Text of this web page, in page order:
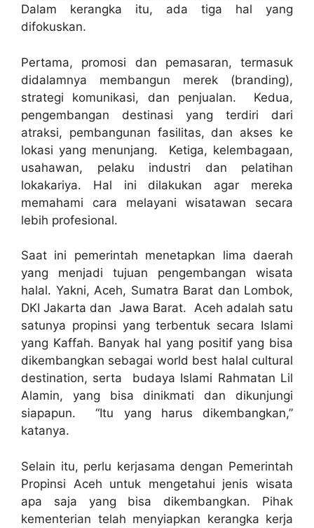
Dalam kerangka itu, ada tiga hal yang
difokuskan.
Pertama, promosi dan pemasaran, termasuk
didalamnya membangun merek (branding),
strategi komunikasi, dan penjualan. Kedua,
pengembangan destinasi yang terdiri dari
atraksi, pembangunan fasilitas, dan akses ke
lokasi yang menunjang. Ketiga, kelembagaan,
usahawan, pelaku industri dan pelatihan
lokakariya. Hal ini dilakukan agar mereka
memahami cara melayani wisatawan secara
lebih profesional.
Saat ini pemerintah menetapkan lima daerah
yang menjadi tujuan pengembangan wisata
halal. Yakni, Aceh, Sumatra Barat dan Lombok,
DKI Jakarta dan Jawa Barat. Aceh adalah satu
satunya propinsi yang terbentuk secara Islami
yang Kaffah. Banyak hal yang positif yang bisa
dikembangkan sebagai world best halal cultural
destination, serta budaya Islami Rahmatan Lil
Alamin, yang bisa dinikmati dan dikunjungi
siapapun. “Itu yang harus dikembangkan,”
katanya.
Selain itu, perlu kerjasama dengan Pemerintah
Propinsi Aceh untuk mengetahui jenis wisata
apa saja yang bisa dikembangkan. Pihak
kementerian telah menyiapkan kerangka kerja